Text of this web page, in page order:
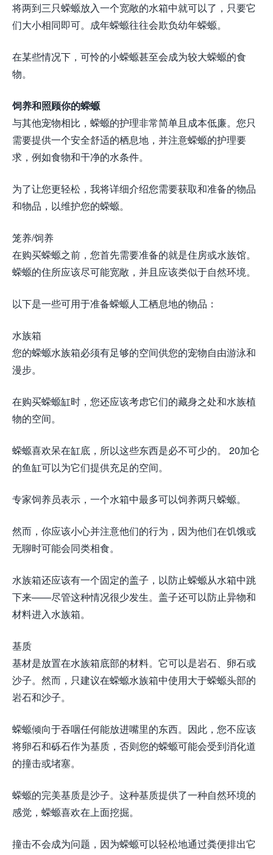
将两到三只蝾螈放入一个宽敞的水箱中就可以了，只要它
们大小相同即可。成年蝾螈往往会欺负幼年蝾螈。
在某些情况下，可怜的小蝾螈甚至会成为较大蝾螈的食
物。
饲养和照顾你的蝾螈
与其他宠物相比，蝾螈的护理非常简单且成本低廉。您只
需要提供一个安全舒适的栖息地，并注意蝾螈的护理要
求，例如食物和干净的水条件。
为了让您更轻松，我将详细介绍您需要获取和准备的物品
和物品，以维护您的蝾螈。
笼养/饲养
在购买蝾螈之前，您首先需要准备的就是住房或水族馆。
蝾螈的住所应该尽可能宽敞，并且应该类似于自然环境。
以下是一些可用于准备蝾螈人工栖息地的物品：
水族箱
您的蝾螈水族箱必须有足够的空间供您的宠物自由游泳和
漫步。
在购买蝾螈缸时，您还应该考虑它们的藏身之处和水族植
物的空间。
蝾螈喜欢呆在缸底，所以这些东西是必不可少的。 20加仑
的鱼缸可以为它们提供充足的空间。
专家饲养员表示，一个水箱中最多可以饲养两只蝾螈。
然而，你应该小心并注意他们的行为，因为他们在饥饿或
无聊时可能会同类相食。
水族箱还应该有一个固定的盖子，以防止蝾螈从水箱中跳
下来——尽管这种情况很少发生。盖子还可以防止异物和
材料进入水族箱。
基质
基材是放置在水族箱底部的材料。它可以是岩石、卵石或
沙子。然而，只建议在蝾螈水族箱中使用大于蝾螈头部的
岩石和沙子。
蝾螈倾向于吞咽任何能放进嘴里的东西。因此，您不应该
将卵石和砾石作为基质，否则您的蝾螈可能会受到消化道
的撞击或堵塞。
蝾螈的完美基质是沙子。这种基质提供了一种自然环境的
感觉，蝾螈喜欢在上面挖掘。
撞击不会成为问题，因为蝾螈可以轻松地通过粪便排出它